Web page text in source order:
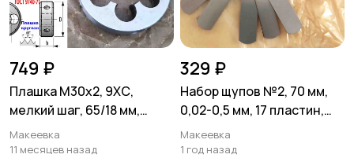
749 ₽
Плашка М30х2, 9ХС,
мелкий шаг, 65/18 мм,
ГОСТ 7740-71, СССР
Макеевка
11 месяцев назад
329 ₽
Набор щупов №2, 70 мм,
0,02-0,5 мм, 17 пластин,
Россия.
Макеевка
1 год назад